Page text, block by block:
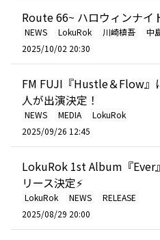
Route 66~ ハロウィンナイ
NEWS LokuRok 川崎槙吾 中
2025/10/02 20:30
FM FUJI『Hustle＆Flow
人が出演決定！
NEWS MEDIA
LokuRok
2025/09/26 12:45
LokuRok 1st Album『Ever
リース決定⚡️
LokuRok NEWS
RELEASE
2025/08/29 20:00